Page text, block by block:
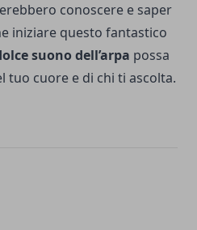
conoscere e saper
iniziare questo fantastico
suono dell’arpa possa
tuo cuore e di chi ti ascolta.